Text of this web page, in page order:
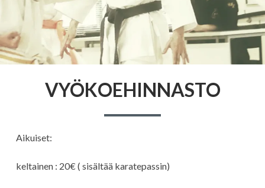
VYÖKOEHINNASTO
Aikuiset:
keltainen : 20€ ( sisältää karatepassin)